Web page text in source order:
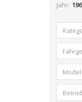
Jahr:
Model